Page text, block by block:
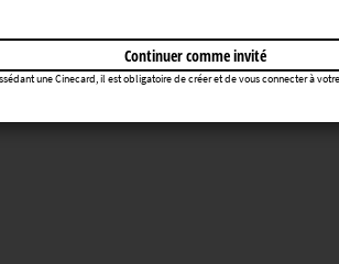
Continuer comme invité
une Cinecard, il est obligatoire de créer et de vous connecter à